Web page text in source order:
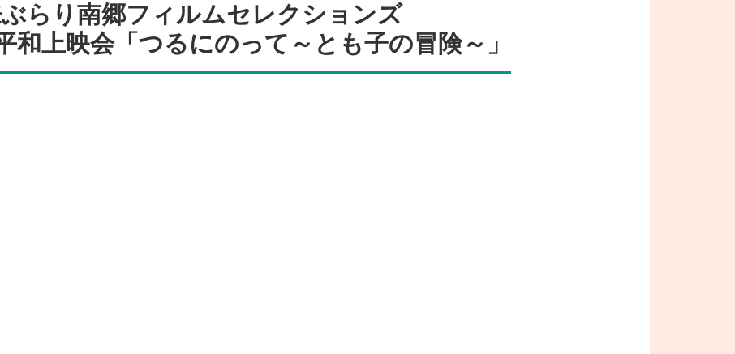
らり南郷フィルムセレクションズ
和上映会「つるにのって～とも子の冒険～」